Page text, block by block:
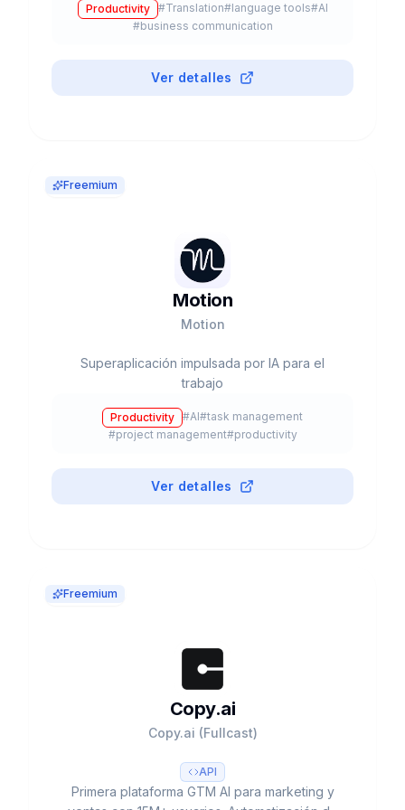
Productivity #Translation#language tools#AI
#business communication
Ver detalles
Freemium
Motion
Motion
Superaplicación impulsada por IA para el
trabajo
Productivity #AI#task management
#project management#productivity
Ver detalles
Freemium
Copy.ai
Copy.ai (Fullcast)
API
Primera plataforma GTM AI para marketing y